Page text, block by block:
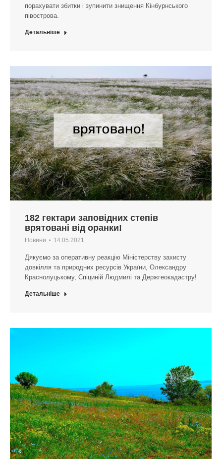
порахувати збитки і зупинити знищення Кінбурнського
півострова.
Детальніше
182 гектари заповідних степів
врятовані від оранки!
Новини 14.05.2021
Дякуємо за оперативну реакцію Міністерству захисту
довкілля та природних ресурсів України, Олександру
Краснолуцькому, Спіциній Людмилі та Держгеокадастру!
Детальніше